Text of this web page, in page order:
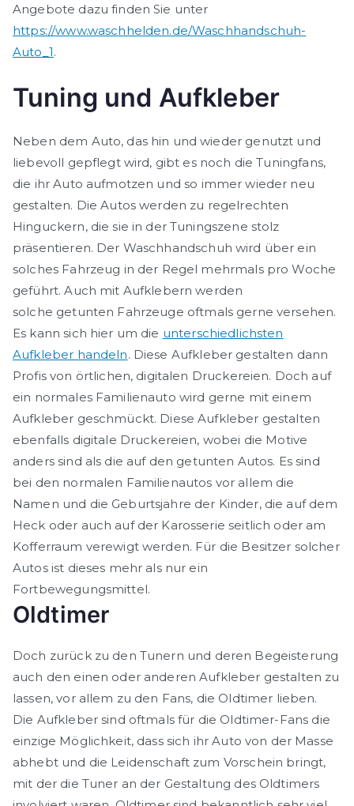
Angebote dazu finden Sie unter
https://www.waschhelden.de/Waschhandschuh-
Auto_1.
Tuning und Aufkleber
Neben dem Auto, das hin und wieder genutzt und
liebevoll gepflegt wird, gibt es noch dieTuningfans,
die ihr Auto aufmotzen und so immer wieder neu
gestalten. Die Autos werden zu regelrechten
Hinguckern, die sie in der Tuningszene stolz
präsentieren. Der Waschhandschuh wird über ein
solches Fahrzeug in der Regel mehrmals pro Woche
geführt. Auch mit Aufklebern werden
solche getunten Fahrzeuge oftmals gerne versehen.
Es kann sich hier um die unterschiedlichsten
Aufkleber handeln. Diese Aufkleber gestalten dann
Profis von örtlichen, digitalen Druckereien. Doch auf
ein normales Familienauto wird gerne mit einem
Aufkleber geschmückt. Diese Aufkleber gestalten
ebenfalls digitale Druckereien, wobei die Motive
anders sind als die auf den getunten Autos. Es sind
bei den normalen Familienautos vor allem die
Namen und die Geburtsjahre der Kinder, die auf dem
Heck oder auch auf der Karosserie seitlich oder am
Kofferraum verewigt werden. Für die Besitzer solcher
Autos ist dieses mehr als nur ein
Fortbewegungsmittel.
Oldtimer
Doch zurück zu den Tunern und deren Begeisterung
auch den einen oder anderen Aufkleber gestalten zu
lassen, vor allem zu den Fans, die Oldtimer lieben.
Die Aufkleber sind oftmals für die Oldtimer-Fans die
einzige Möglichkeit, dass sich ihr Auto von der Masse
abhebt und die Leidenschaft zum Vorschein bringt,
mit der die Tuner an der Gestaltung des Oldtimers